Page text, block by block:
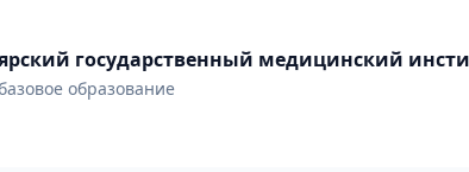
государственный медицинский
образование